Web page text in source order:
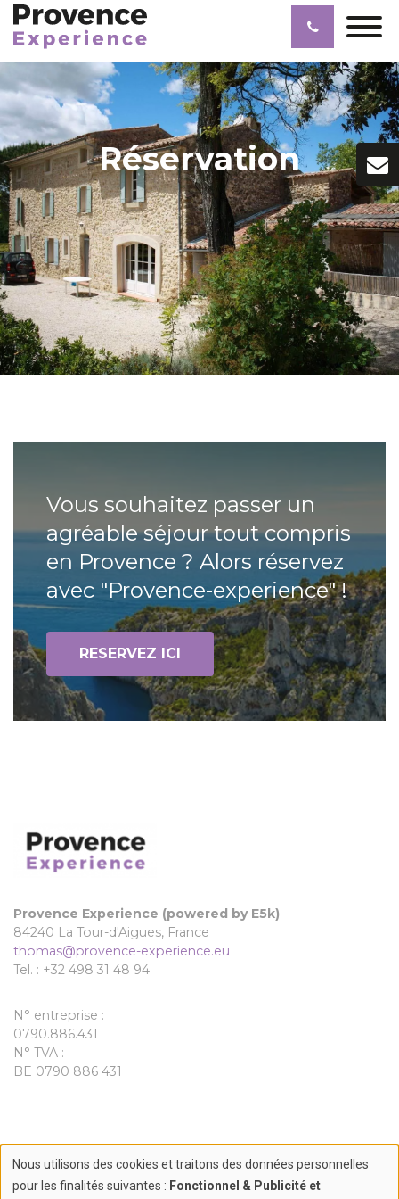
Réservation
Vous souhaitez passer un
agréable séjour tout compris
en Provence ? Alors réservez
avec "Provence-experience" !
RESERVEZ ICI
Provence Experience (powered by E5k)
84240 La Tour-d'Aigues, France
thomas@provence-experience.eu
Tel. : +32 498 31 48 94
N° entreprise :
0790.886.431
N° TVA :
BE 0790 886 431
©2026 Provence Experience. All rights reserved.
Use
Nous utilisons des cookies et traitons des données personnelles
pour les finalités suivantes : Fonctionnel & Publicité et